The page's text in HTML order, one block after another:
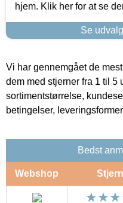
hjem. Klik her for at se
Se
Vi har gennemgået de
dem med stjerner fra 1 til 5
sortimentstørrelse,
betingelser,
Bedst
Webshop